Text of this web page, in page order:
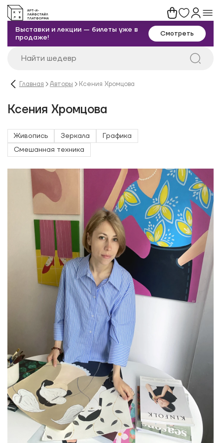
Выставки и лекции — билеты уже в
продаже!
Смотреть
Главная Авторы Ксения Хромцова
Ксения Хромцова
Живопись Зеркала
Графика
Смешанная техника